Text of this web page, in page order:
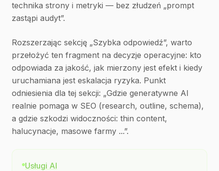
technika strony i metryki — bez złudzeń „prompt
zastąpi audyt”.
Rozszerzając sekcję „Szybka odpowiedź”, warto
przełożyć ten fragment na decyzje operacyjne: kto
odpowiada za jakość, jak mierzony jest efekt i kiedy
uruchamiana jest eskalacja ryzyka. Punkt
odniesienia dla tej sekcji: „Gdzie generatywne AI
realnie pomaga w SEO (research, outline, schema),
a gdzie szkodzi widoczności: thin content,
halucynacje, masowe farmy ...”.
Usługi AI